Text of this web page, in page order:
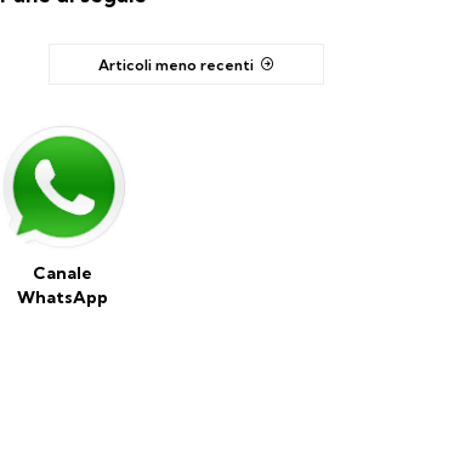
Articoli meno recenti
Canale
WhatsApp